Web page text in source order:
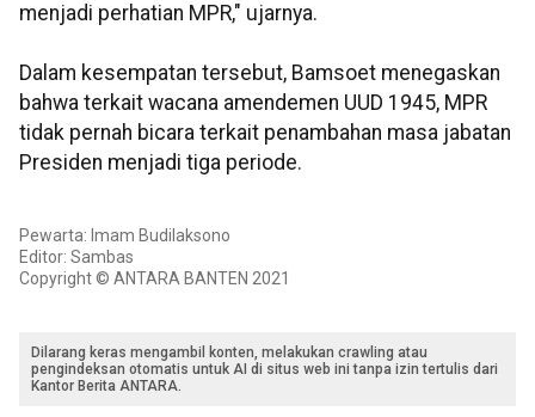
menjadi perhatian MPR," ujarnya.
Dalam kesempatan tersebut, Bamsoet menegaskan
bahwa terkait wacana amendemen UUD 1945, MPR
tidak pernah bicara terkait penambahan masa jabatan
Presiden menjadi tiga periode.
Pewarta: Imam Budilaksono
Editor: Sambas
Copyright © ANTARA BANTEN 2021
Dilarang keras mengambil konten, melakukan crawling atau
pengindeksan otomatis untuk AI di situs web ini tanpa izin tertulis dari
Kantor Berita ANTARA.